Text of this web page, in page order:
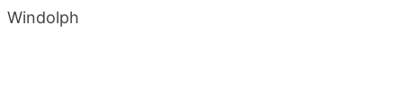
Windolph